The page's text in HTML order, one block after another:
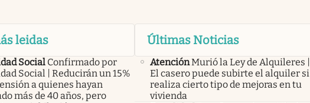
leidas
Social Confirmado por
Social | Reducirán un 15%
a quienes hayan
más de 40 años, pero
Últimas Noticias
AtenciónMurió la Ley de Alquileres |
El casero puede subirte el alquiler si
realiza cierto tipo de mejoras en tu
vivienda